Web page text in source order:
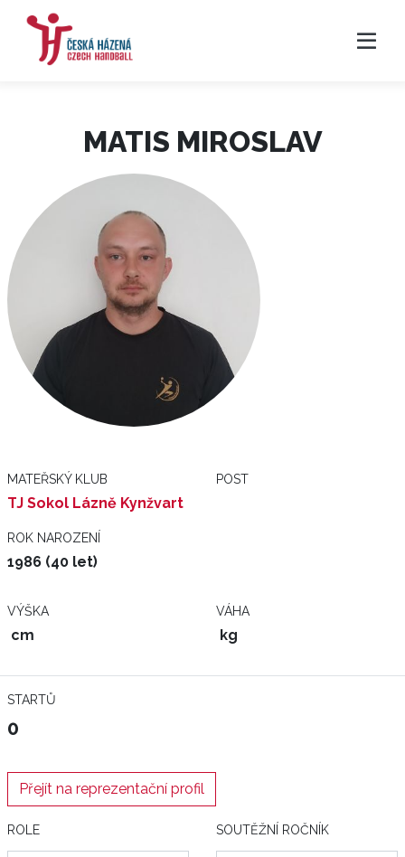
MATIS MIROSLAV
MATEŘSKÝ KLUB
TJ Sokol Lázně Kynžvart
POST
ROK NAROZENÍ
1986 (40 let)
VÝŠKA
cm
VÁHA
kg
STARTŮ
0
Přejít na reprezentační profil
ROLE SOUTĚŽNÍ ROČNÍK